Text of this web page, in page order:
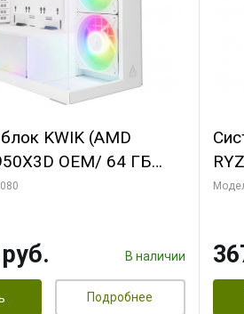
KWIK (AMD
OEM/ 64 ГБ
INFINITY 3 OC
В наличии
Подробнее